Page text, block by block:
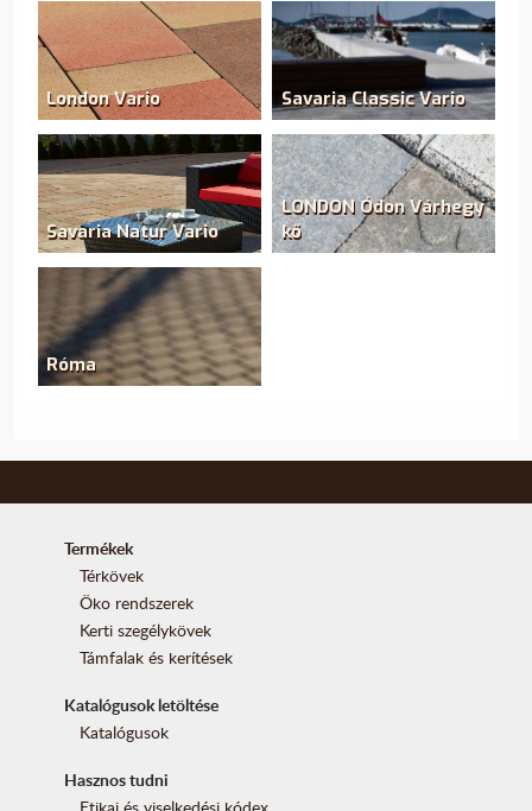
London Vario Savaria Classic Vario
Savaria Natur Vario
LONDON Ódon Várhegy
kő
Róma
Termékek
Térkövek
Öko rendszerek
Kerti szegélykövek
Támfalak és kerítések
Katalógusok letöltése
Katalógusok
Hasznos tudni